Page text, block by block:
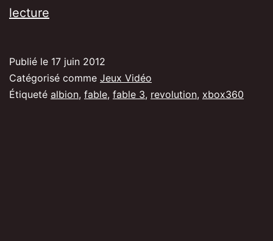
lecture
3
Publié le 17 juin 2012
Catégorisé comme Jeux Vidéo
Étiqueté albion, fable, fable 3, revolution, xbox360